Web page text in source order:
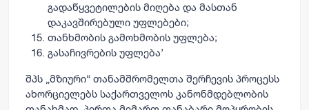
გადაწყვეტილების მიღება და მასთან
დაკავშირებული უფლებები;
თანხმობის გამოხმობის უფლება;
გასაჩივრების უფლება’
შპს „მზიური“ თანამშრომელთა შერჩევის პროცესს
ახორციელებს საქართველოს კანონმდებლობის